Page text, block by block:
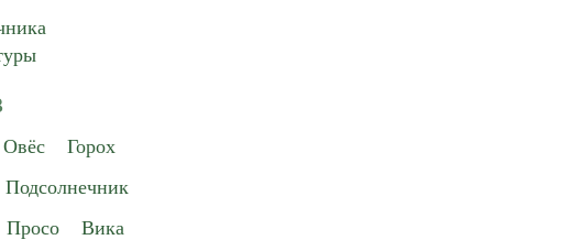
Овёс
Горох
Подсолнечник
Просо
Вика